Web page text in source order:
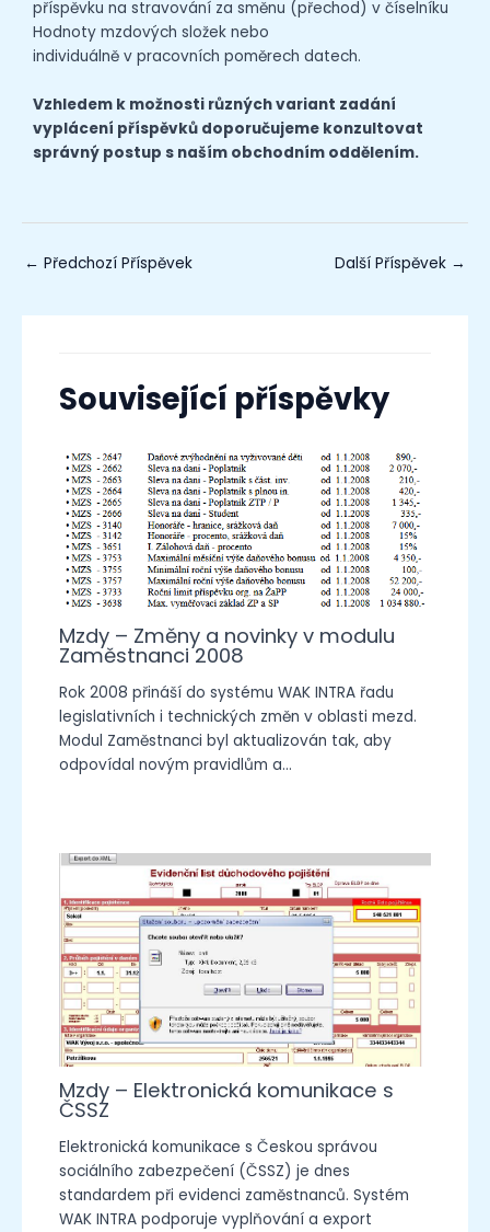
příspěvku na stravování za směnu (přechod) v číselníku
Hodnoty mzdových složek nebo
individuálně v pracovních poměrech datech.
Vzhledem k možnosti různých variant zadání
vyplácení příspěvků doporučujeme konzultovat
správný postup s naším obchodním oddělením.
← Předchozí Příspěvek Další Příspěvek →
Související příspěvky
Mzdy – Změny a novinky v modulu
Zaměstnanci 2008
Rok 2008 přináší do systému WAK INTRA řadu
legislativních i technických změn v oblasti mezd.
Modul Zaměstnanci byl aktualizován tak, aby
odpovídal novým pravidlům a…
Mzdy – Elektronická komunikace s
ČSSZ
Elektronická komunikace s Českou správou
sociálního zabezpečení (ČSSZ) je dnes
standardem při evidenci zaměstnanců. Systém
WAK INTRA podporuje vyplňování a export